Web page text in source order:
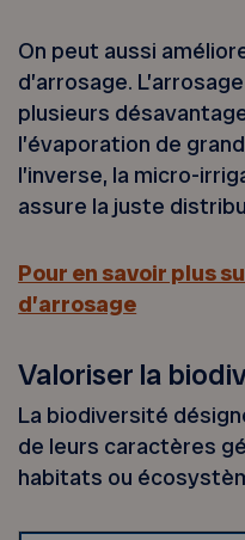
On peut aussi
d’arrosage.
plusieurs
l’évaporation de
l’inverse, la micro-
assure la juste
Pour en savoir plus
d’arrosage
Valoriser la
La biodiversité
de leurs caractères
habitats ou